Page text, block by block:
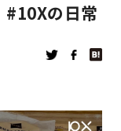
#10Xの日常